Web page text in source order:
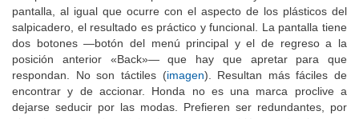
pantalla, al igual que ocurre con el aspecto de los plásticos del
salpicadero, el resultado es práctico y funcional. La pantalla tiene
dos botones —botón del menú principal y el de regreso a la
posición anterior «Back»— que hay que apretar para que
respondan. No son táctiles (imagen). Resultan más fáciles de
encontrar y de accionar. Honda no es una marca proclive a
dejarse seducir por las modas. Prefieren ser redundantes, por